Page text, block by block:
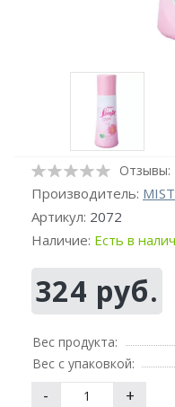
Отзывы:
Производитель:
Артикул: 2072
Наличие: Есть в
324 руб.
Вес продукта:
Вес с упаковкой:
- +